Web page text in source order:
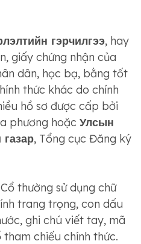
гэрчилгээ, hay
giấy chứng nhận của
dân, học bạ, bằng tốt
thức khác do chính
hồ sơ được cấp bởi
phương hoặc Улсын
, Tổng cục Đăng ký
thường sử dụng chữ
trang trọng, con dấu
ghi chú viết tay, mã
tham chiếu chính thức.